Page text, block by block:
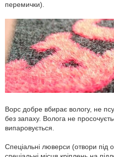
перемички).
Ворс добре вбирає вологу, не
без запаху. Волога не
випаровується.
Спеціальні люверси (отвори під